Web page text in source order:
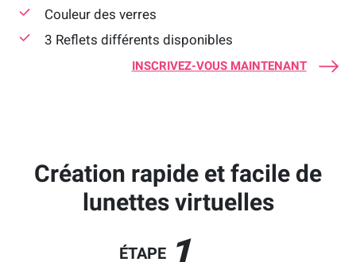
Couleur des verres
3 Reflets différents disponibles
INSCRIVEZ-VOUS MAINTENANT
Création rapide et facile de
lunettes virtuelles
ÉTAPE